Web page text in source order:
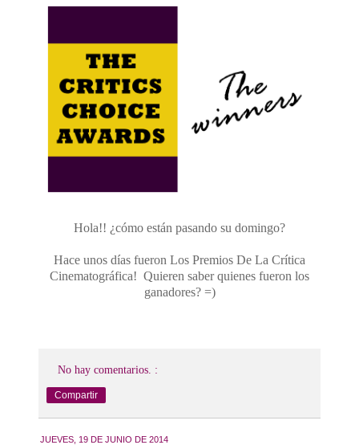
Hola!! ¿cómo están pasando su domingo?
Hace unos días fueron Los Premios De La Crítica
Cinematográfica! Quieren saber quienes fueron los
ganadores? =)
No hay comentarios. :
Compartir
JUEVES, 19 DE JUNIO DE 2014